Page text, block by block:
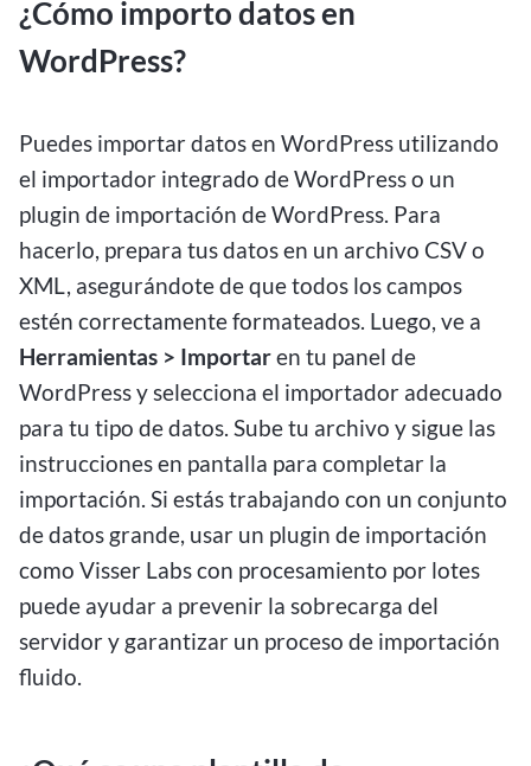
¿Cómo importo datos en
WordPress?
Puedes importar datos en WordPress utilizando
el importador integrado de WordPress o un
plugin de importación de WordPress. Para
hacerlo, prepara tus datos en un archivo CSV o
XML, asegurándote de que todos los campos
estén correctamente formateados. Luego, ve a
Herramientas > Importaren tu panel de
WordPress y selecciona el importador adecuado
para tu tipo de datos. Sube tu archivo y sigue las
instrucciones en pantalla para completar la
importación. Si estás trabajando con un conjunto
de datos grande, usar un plugin de importación
como Visser Labs con procesamiento por lotes
puede ayudar a prevenir la sobrecarga del
servidor y garantizar un proceso de importación
fluido.